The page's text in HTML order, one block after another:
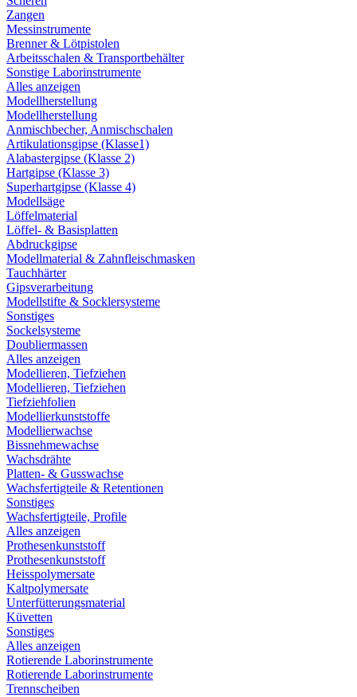
Zangen
Messinstrumente
Brenner & Lötpistolen
Arbeitsschalen & Transportbehälter
Sonstige Laborinstrumente
Alles anzeigen
Modellherstellung
Modellherstellung
Anmischbecher, Anmischschalen
Artikulationsgipse (Klasse1)
Alabastergipse (Klasse 2)
Hartgipse (Klasse 3)
Superhartgipse (Klasse 4)
Modellsäge
Löffelmaterial
Löffel- & Basisplatten
Abdruckgipse
Modellmaterial & Zahnfleischmasken
Tauchhärter
Gipsverarbeitung
Modellstifte & Socklersysteme
Sonstiges
Sockelsysteme
Doubliermassen
Alles anzeigen
Modellieren, Tiefziehen
Modellieren, Tiefziehen
Tiefziehfolien
Modellierkunststoffe
Modellierwachse
Bissnehmewachse
Wachsdrähte
Platten- & Gusswachse
Wachsfertigteile & Retentionen
Sonstiges
Wachsfertigteile, Profile
Alles anzeigen
Prothesenkunststoff
Prothesenkunststoff
Heisspolymersate
Kaltpolymersate
Unterfütterungsmaterial
Küvetten
Sonstiges
Alles anzeigen
Rotierende Laborinstrumente
Rotierende Laborinstrumente
Trennscheiben